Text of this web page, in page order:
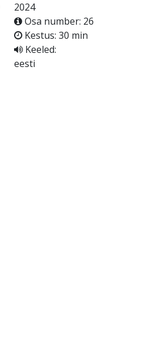
2024
Osa number: 26
Kestus: 30 min
Keeled:
eesti